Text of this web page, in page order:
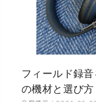
フィールド録
の機材と選び方